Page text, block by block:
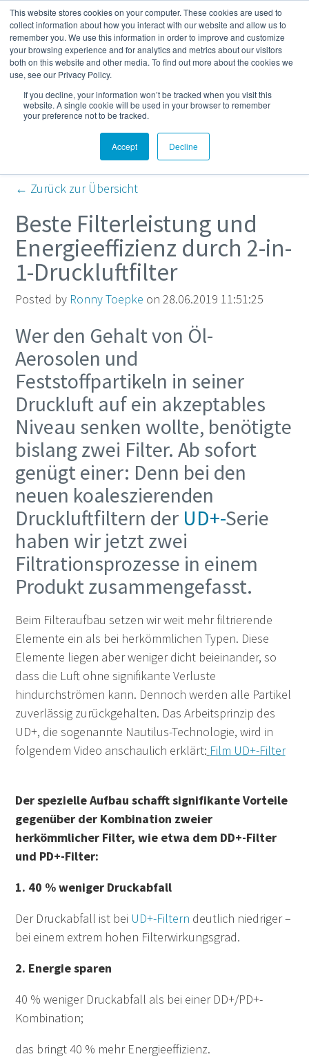
This website stores cookies on your computer. These cookies are used to
collect information about how you interact with our website and allow us to
remember you. We use this information in order to improve and customize
your browsing experience and for analytics and metrics about our visitors
both on this website and other media. To find out more about the cookies we
use, see our Privacy Policy.
If you decline, your information won’t be tracked when you visit this
website. A single cookie will be used in your browser to remember
your preference not to be tracked.
Accept Decline
Mehr
Kompressor- und
Druckluft-Blog
← Zurück zur Übersicht
Beste Filterleistung und
Energieeffizienz durch 2-in-
1-Druckluftfilter
Posted by Ronny Toepke on 28.06.2019 11:51:25
Wer den Gehalt von Öl-
Aerosolen und
Feststoffpartikeln in seiner
Druckluft auf ein akzeptables
Niveau senken wollte, benötigte
bislang zwei Filter. Ab sofort
genügt einer: Denn bei den
neuen koaleszierenden
Druckluftfiltern der UD+-Serie
haben wir jetzt zwei
Filtrationsprozesse in einem
Produkt zusammengefasst.
Beim Filteraufbau setzen wir weit mehr filtrierende
Elemente ein als bei herkömmlichen Typen. Diese
Elemente liegen aber weniger dicht beieinander, so
dass die Luft ohne signifikante Verluste
hindurchströmen kann. Dennoch werden alle Partikel
zuverlässig zurückgehalten. Das Arbeitsprinzip des
UD+, die sogenannte Nautilus-Technologie, wird in
folgendem Video anschaulich erklärt: Film UD+-Filter
Der spezielle Aufbau schafft signifikante Vorteile
gegenüber der Kombination zweier
herkömmlicher Filter, wie etwa dem DD+-Filter
und PD+-Filter:
1. 40 % weniger Druckabfall
Der Druckabfall ist bei UD+-Filtern deutlich niedriger –
bei einem extrem hohen Filterwirkungsgrad.
2. Energie sparen
40 % weniger Druckabfall als bei einer DD+/PD+-
Kombination;
das bringt 40 % mehr Energieeffizienz.